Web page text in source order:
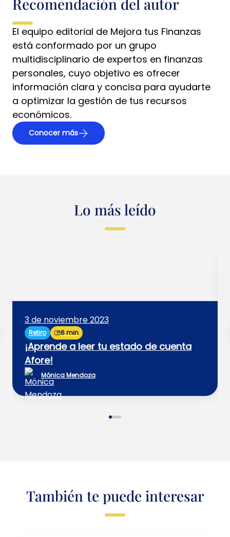
Recomendación del autor
El equipo editorial de Mejora tus Finanzas
está conformado por un grupo
multidisciplinario de expertos en finanzas
personales, cuyo objetivo es ofrecer
información clara y concisa para ayudarte
a optimizar la gestión de tus recursos
económicos.
Conocer más
Lo más leído
3 de noviembre 2023
Retiro 6 min
¡Aprende a leer tu estado de cuenta
Afore!
Mónica Mendoza
También te puede interesar